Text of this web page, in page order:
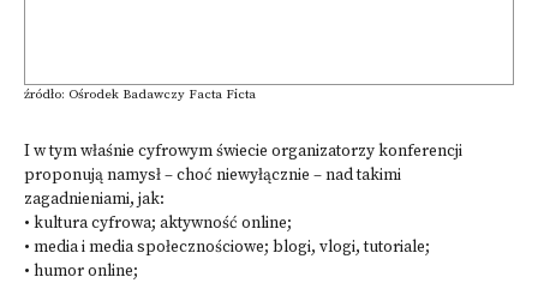
źródło: Ośrodek Badawczy Facta Ficta
I w tym właśnie cyfrowym świecie organizatorzy konferencji
proponują namysł – choć niewyłącznie – nad takimi
zagadnieniami, jak:
• kultura cyfrowa; aktywność online;
• media i media społecznościowe; blogi, vlogi, tutoriale;
• humor online;